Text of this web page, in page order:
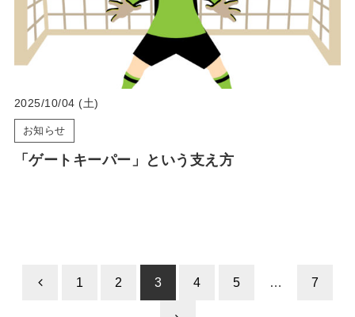
2025/10/04 (土)
お知らせ
「ゲートキーパー」という支え方
1 2 3 4 5 … 7